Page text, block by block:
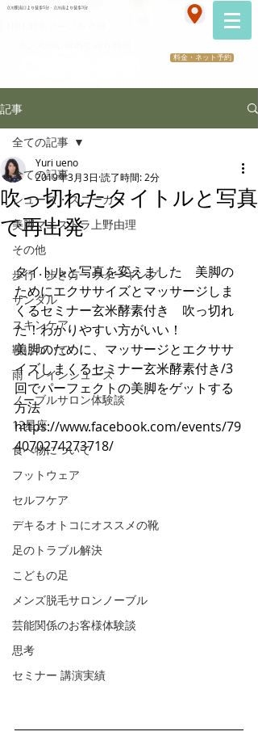
立川駅南口より徒歩5分・立川南より徒歩3分
料金・ネット予約
記事
全ての記事
シューズ・スニーカー
美脚マエストラ上野由理
その他
歩行・歩き方・ウォーキング
サンダル
スキンケア
靴について
雨・レインシューズ
ノーブルサロン体験談
12星座
食べ物について
フットウェア
セルフケア
デキるオトコにオススメの靴
足のトラブル解決
こどもの足
メンズ脱毛サロンノーブル
芸能関係のお客様体験談
思考
セミナー 講演実績
全ての記事
吹っ切れたタイトルと写真
で再出発
Yuri ueno
2019年3月3日 読了時間: 2分
タイトルと写真を変えました　美脚の
ためにエクササイズとマッサージしま
くるセミナー玄米酵素付き　吹っ切れ
た！わかりやすい方がいい！
美脚のために、マッサージとエクササ
イズしまくるセミナー玄米酵素付き/3
回でパーフェクトの美脚をゲットする
方法
https://www.facebook.com/events/79
4070274273718/